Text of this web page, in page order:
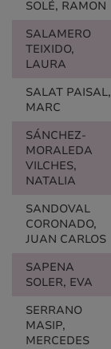
SOLÉ, RAMON
SALAMERO
TEIXIDO,
LAURA
SALAT PAISAL,
MARC
SÁNCHEZ-
MORALEDA
VILCHES,
NATALIA
SANDOVAL
CORONADO,
JUAN CARLOS
SAPENA
SOLER, EVA
SERRANO
MASIP,
MERCEDES